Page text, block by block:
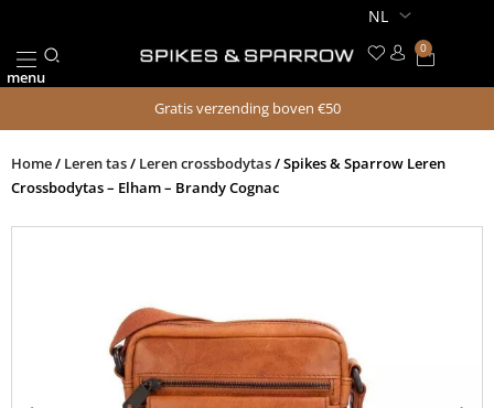
de
inhoud
menu
0
Gratis verzending boven €50
Home/ Leren tas/ Leren crossbodytas/ Spikes & Sparrow Leren
Crossbodytas – Elham – Brandy Cognac